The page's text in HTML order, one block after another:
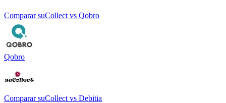
Comparar suCollect vs Qobro
Qobro
Comparar suCollect vs Debitia